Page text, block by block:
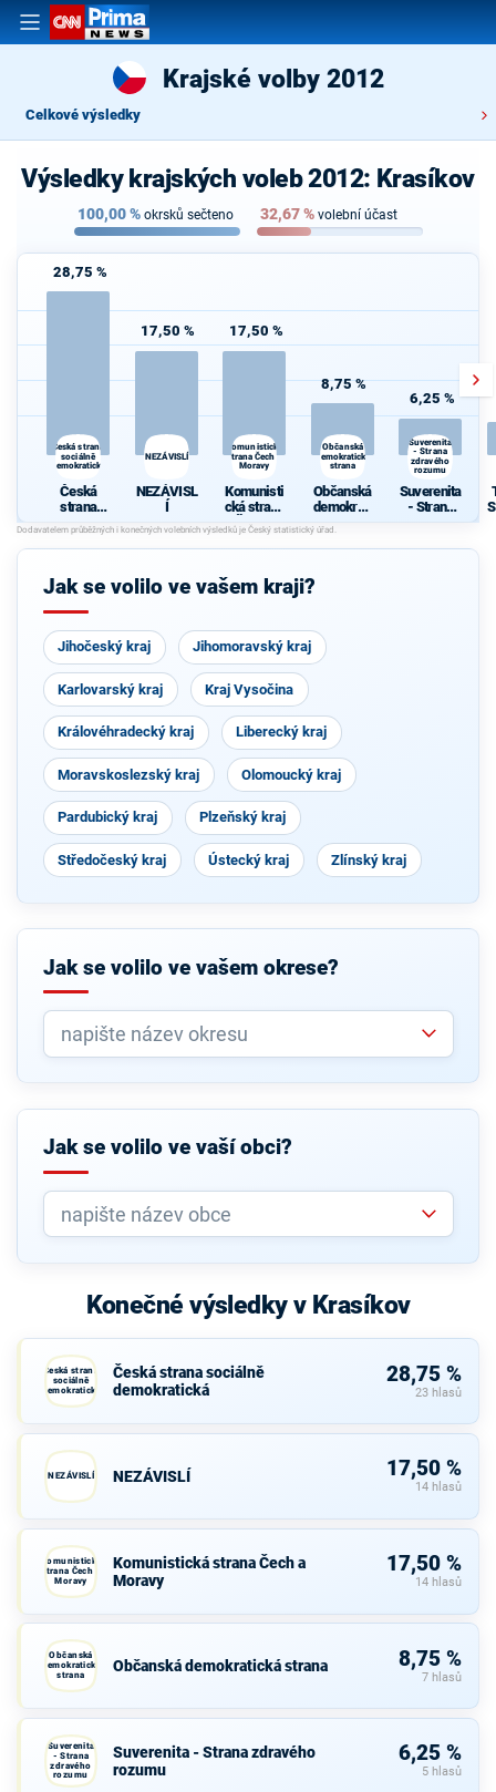
Krajské volby 2012
Celkové výsledky
Výsledky krajských voleb 2012: Krasíkov
100,00% okrsků sečteno 32,67% volební účast
28,75 %
Česká strana
sociálně
demokratická
Česká
strana
sociálně
demokrati
cká
17,50 %
NEZÁVISLÍ
NEZÁVISL
Í
17,50 %
Komunistická
strana Čech a
Moravy
Komunisti
cká strana
Čech a
Moravy
8,75 %
Občanská
demokratická
strana
Občanská
demokrati
cká strana
6,25 %
Suverenita
- Strana
zdravého
rozumu
Suverenita
- Strana
zdravého
Jak se volilo ve vašem kraji?
Jihočeský kraj Jihomoravský kraj
Karlovarský kraj Kraj Vysočina
Královéhradecký kraj Liberecký kraj
Moravskoslezský kraj Olomoucký kraj
Pardubický kraj Plzeňský kraj
Středočeský kraj Ústecký kraj Zlínský kraj
Jak se volilo ve vašem okrese?
Jak se volilo ve vaší obci?
Konečné výsledky v Krasíkov
Česká strana
sociálně
demokratická
Česká strana sociálně
demokratická
28,75 %
23 hlasů
NEZÁVISLÍ NEZÁVISLÍ 17,50 %
14 hlasů
Komunistická
strana Čech a
Moravy
Komunistická strana Čech a
Moravy
17,50 %
14 hlasů
Občanská
demokratická
strana
Občanská demokratická strana 8,75 %
7 hlasů
Suverenita
- Strana
zdravého
rozumu
Suverenita - Strana zdravého
rozumu
6,25 %
5 hlasů